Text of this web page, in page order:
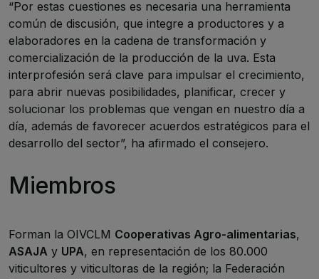
“Por estas cuestiones es necesaria una herramienta
común de discusión, que integre a productores y a
elaboradores en la cadena de transformación y
comercialización de la producción de la uva. Esta
interprofesión será clave para impulsar el crecimiento,
para abrir nuevas posibilidades, planificar, crecer y
solucionar los problemas que vengan en nuestro día a
día, además de favorecer acuerdos estratégicos para el
desarrollo del sector”, ha afirmado el consejero.
Miembros
Forman la OIVCLM Cooperativas Agro-alimentarias,
ASAJA y UPA, en representación de los 80.000
viticultores y viticultoras de la región; la Federación